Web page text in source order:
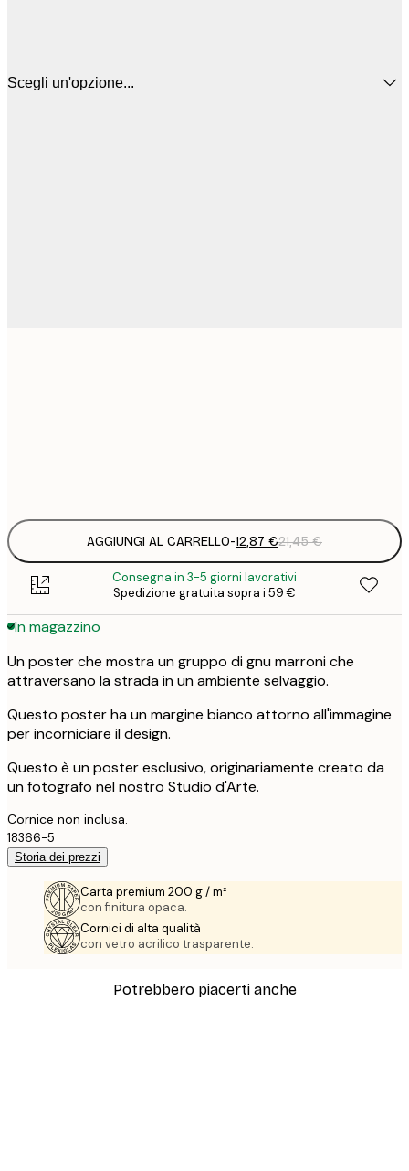
Scegli un'opzione...
AGGIUNGI AL CARRELLO-12,87 €21,45 €
Consegna in 3-5 giorni lavorativi
Spedizione gratuita sopra i 59 €
In magazzino
Un poster che mostra un gruppo di gnu marroni che
attraversano la strada in un ambiente selvaggio.
Questo poster ha un margine bianco attorno all'immagine
per incorniciare il design.
Questo è un poster esclusivo, originariamente creato da
un fotografo nel nostro Studio d'Arte.
Cornice non inclusa.
18366-5
Storia dei prezzi
Carta premium 200 g / m²
con finitura opaca.
Cornici di alta qualità
con vetro acrilico trasparente.
Potrebbero piacerti anche